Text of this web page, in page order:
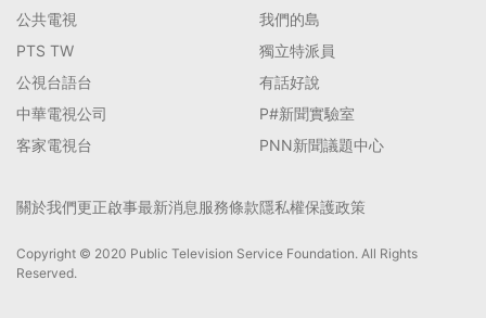
公共電視
PTS TW
公視台語台
中華電視公司
客家電視台
我們的島
獨立特派員
有話好說
P#新聞實驗室
PNN新聞議題中心
關於我們更正啟事最新消息服務條款隱私權保護政策
Copyright © 2020 Public Television Service Foundation. All Rights
Reserved.